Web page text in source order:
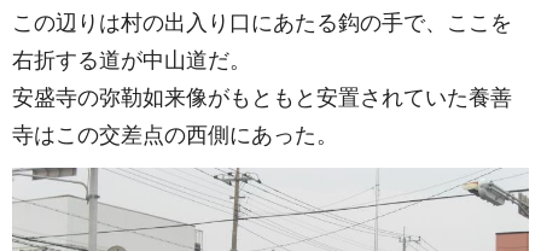
この辺りは村の出入り口にあたる鈎の手で、ここを
右折する道が中山道だ。
安盛寺の弥勒如来像がもともと安置されていた養善
寺はこの交差点の西側にあった。